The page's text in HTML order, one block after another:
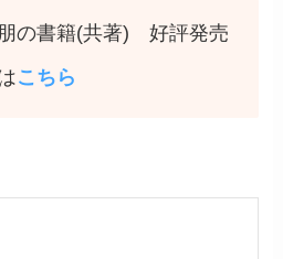
の書籍(共著) 好評発売
こちら